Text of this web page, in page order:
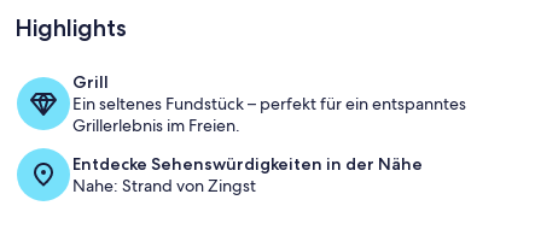
Highlights
Grill
Ein seltenes Fundstück – perfekt für ein entspanntes
Grillerlebnis im Freien.
Entdecke Sehenswürdigkeiten in der Nähe
Nahe: Strand von Zingst